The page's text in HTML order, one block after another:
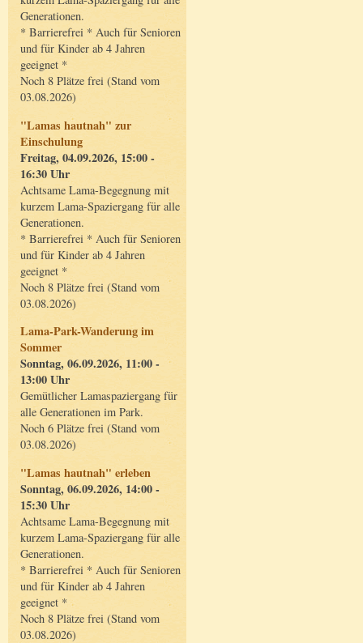
Generationen.
* Barrierefrei * Auch für Senioren
und für Kinder ab 4 Jahren
geeignet *
Noch 8 Plätze frei (Stand vom
03.08.2026)
"Lamas hautnah" zur
Einschulung
Freitag, 04.09.2026, 15:00 -
16:30 Uhr
Achtsame Lama-Begegnung mit
kurzem Lama-Spaziergang für alle
Generationen.
* Barrierefrei * Auch für Senioren
und für Kinder ab 4 Jahren
geeignet *
Noch 8 Plätze frei (Stand vom
03.08.2026)
Lama-Park-Wanderung im
Sommer
Sonntag, 06.09.2026, 11:00 -
13:00 Uhr
Gemütlicher Lamaspaziergang für
alle Generationen im Park.
Noch 6 Plätze frei (Stand vom
03.08.2026)
"Lamas hautnah" erleben
Sonntag, 06.09.2026, 14:00 -
15:30 Uhr
Achtsame Lama-Begegnung mit
kurzem Lama-Spaziergang für alle
Generationen.
* Barrierefrei * Auch für Senioren
und für Kinder ab 4 Jahren
geeignet *
Noch 8 Plätze frei (Stand vom
03.08.2026)